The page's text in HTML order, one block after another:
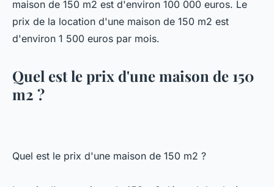
maison de 150 m2 est d'environ 100 000 euros. Le
prix de la location d'une maison de 150 m2 est
d'environ 1 500 euros par mois.
Quel est le prix d'une maison de 150
m2 ?
Quel est le prix d'une maison de 150 m2 ?